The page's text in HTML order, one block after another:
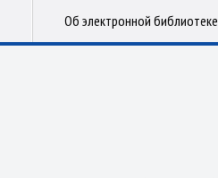
Об электронной библиотеке